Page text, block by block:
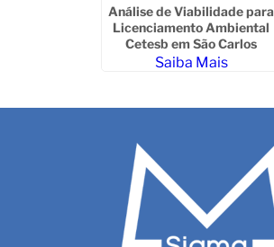
Análise de Viabilidade para
Licenciamento Ambiental
Cetesb em São Carlos
Saiba Mais